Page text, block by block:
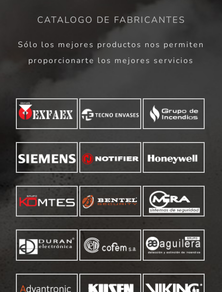
CATALOGO DE FABRICANTES
Sólo los mejores productos nos permiten
proporcionarte los mejores servicios